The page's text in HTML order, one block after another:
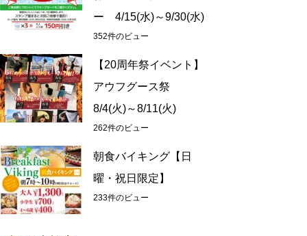
ー 4/15(水)～9/30(水)
352件のビュー
【20周年祭イベント】
アウフグース祭
8/4(火)～8/11(火)
262件のビュー
朝食バイキング【日
曜・祝日限定】
233件のビュー